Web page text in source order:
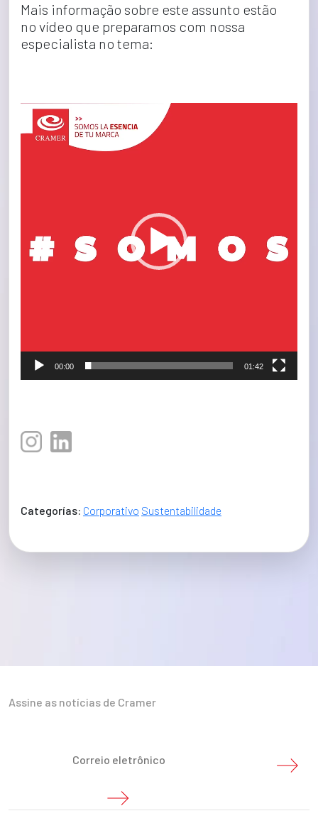
Mais informação sobre este assunto estão
no vídeo que preparamos com nossa
especialista no tema:
Tocador
de
vídeo
00:00 01:42
Categorías: Corporativo Sustentabilidade
Assine as notícias de Cramer